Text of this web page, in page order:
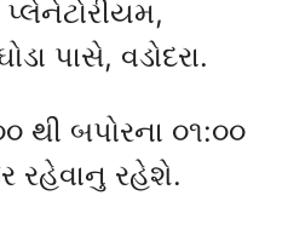
પાસે, વડોદરા.
થી બપોરના ૦૧:૦૦
રહેવાનુ રહેશે.